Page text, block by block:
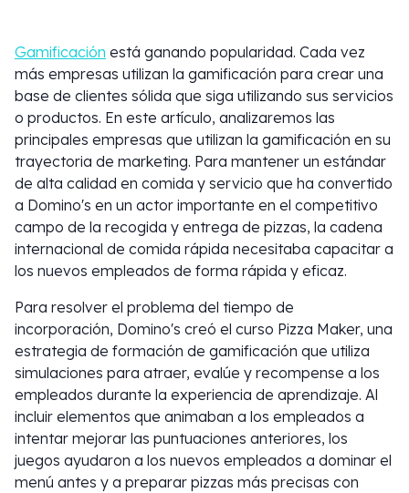
Gamificación está ganando popularidad. Cada vez
más empresas utilizan la gamificación para crear una
base de clientes sólida que siga utilizando sus servicios
o productos. En este artículo, analizaremos las
principales empresas que utilizan la gamificación en su
trayectoria de marketing. Para mantener un estándar
de alta calidad en comida y servicio que ha convertido
a Domino's en un actor importante en el competitivo
campo de la recogida y entrega de pizzas, la cadena
internacional de comida rápida necesitaba capacitar a
los nuevos empleados de forma rápida y eficaz.
Para resolver el problema del tiempo de
incorporación, Domino's creó el curso Pizza Maker, una
estrategia de formación de gamificación que utiliza
simulaciones para atraer, evalúe y recompense a los
empleados durante la experiencia de aprendizaje. Al
incluir elementos que animaban a los empleados a
intentar mejorar las puntuaciones anteriores, los
juegos ayudaron a los nuevos empleados a dominar el
menú antes y a preparar pizzas más precisas con